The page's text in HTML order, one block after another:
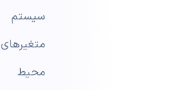
سیستم
متغیرهای
محیط